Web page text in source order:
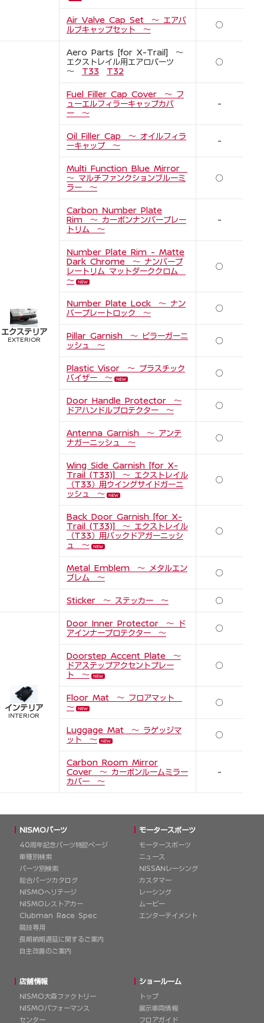
Air Valve Cap Set ～ エアバ
ルブキャップセット ～
○
エクステリア
EXTERIOR
Aero Parts [for X-Trail] ～
エクストレイル用エアロパーツ
～ T33 T32
○
Fuel Filler Cap Cover ～ フ
ューエルフィラーキャップカバ
ー ～
-
Oil Filler Cap ～ オイルフィラ
ーキャップ ～
-
Multi Function Blue Mirror
～ マルチファンクションブルーミ
ラー ～
○
Carbon Number Plate
Rim ～ カーボンナンバープレー
トリム ～
-
Number Plate Rim - Matte
Dark Chrome ～ ナンバープ
レートリム マットダーククロム
～
NEW
○
Number Plate Lock ～ ナン
バープレートロック ～
○
Pillar Garnish ～ ピラーガーニ
ッシュ ～
○
Plastic Visor ～ プラスチック
バイザー ～
○
Door Handle Protector ～
ドアハンドルプロテクター ～
○
Antenna Garnish ～ アンテ
ナガーニッシュ ～
○
Wing Side Garnish [for X-
Trail (T33)] ～ エクストレイル
（T33）用ウイングサイドガーニ
ッシュ ～
○
Back Door Garnish [for X-
Trail (T33)] ～ エクストレイル
（T33）用バックドアガーニッシ
ュ ～
○
Metal Emblem ～ メタルエン
ブレム ～
○
Sticker ～ ステッカー ～ ○
インテリア
INTERIOR
Door Inner Protector ～ ド
アインナープロテクター ～
○
Doorstep Accent Plate ～
ドアステップアクセントプレー
ト ～
○
Floor Mat ～ フロアマット
～
○
Luggage Mat ～ ラゲッジマ
ット ～
○
Carbon Room Mirror
Cover ～ カーボンルームミラー
カバー ～
-
NISMOパーツ
40周年記念パーツ特設ページ
車種別検索
パーツ別検索
総合パーツカタログ
NISMOヘリテージ
NISMOレストアカー
Clubman Race Spec
競技専用
長期納期遅延に関するご案内
自主改善のご案内
モータースポーツ
モータースポーツ
ニュース
NISSANレーシング
カスタマー
レーシング
ムービー
エンターテイメント
店舗情報
NISMO大森ファクトリー
NISMOパフォーマンス
センター
ショールーム
トップ
展示車両情報
フロアガイド